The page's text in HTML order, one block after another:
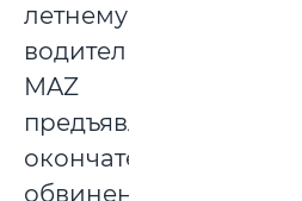
летнему
водителю
MAZ
предъявлено
окончательное
обвинение